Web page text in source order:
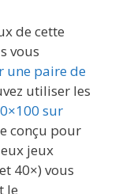
de cette
vous
une paire de
utiliser les
sur
conçu pour
jeux
40×) vous
le